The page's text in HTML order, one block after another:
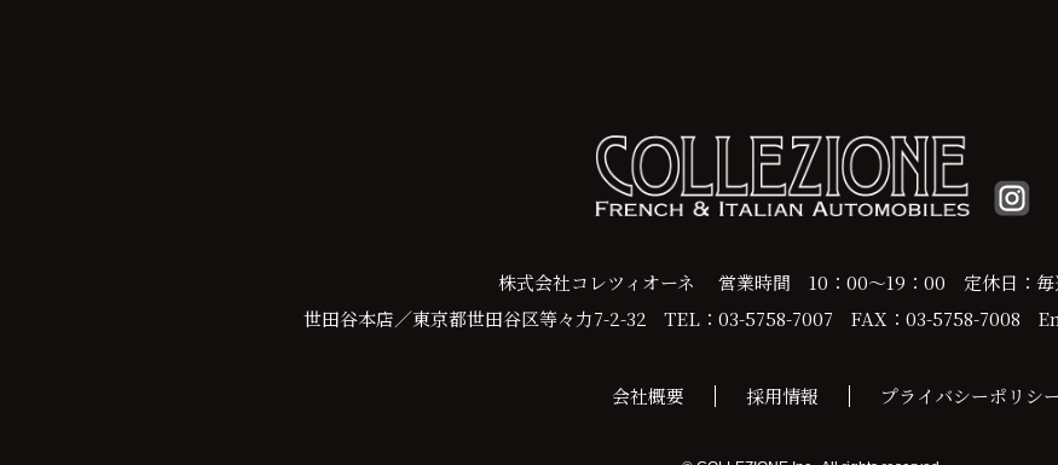
株式会社コレツィオーネ 営業時間 10：00～19：00 定休日：
世田谷本店／東京都世田谷区等々力7-2-32
TEL：03-5758-7007 FAX：03-5758-7008
会社概要 採用情報 プライバシーポリシ